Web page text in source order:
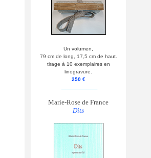
Un volumen,
79 cm de long, 17,5 cm de haut.
tirage à 10 exemplaires en
linogravure.
250 €
Marie-Rose de France
Dits